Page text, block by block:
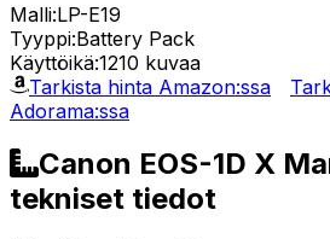
Malli:LP-E19
Tyyppi:Battery Pack
Käyttöikä:1210 kuvaa
Tarkista hinta Amazon:ssa
Adorama:ssa
Canon EOS-1D X
tekniset tiedot